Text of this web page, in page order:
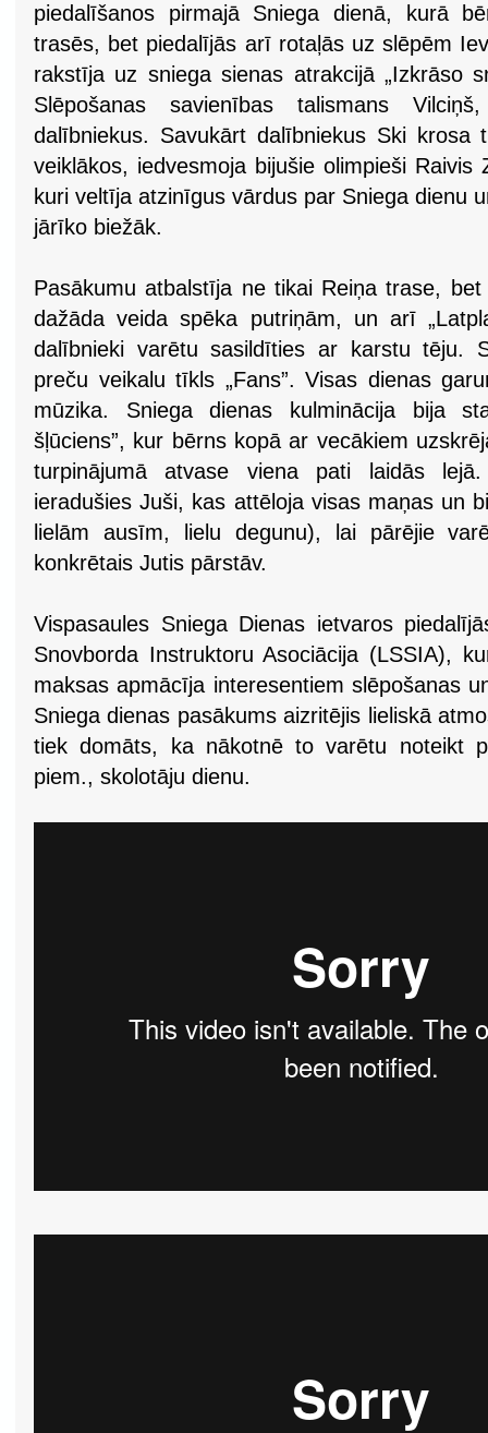
piedalīšanos pirmajā Sniega dienā, kurā
trasēs, bet piedalījās arī rotaļās uz slēpēm
rakstīja uz sniega sienas atrakcijā „Izkrāso
Slēpošanas savienības talismans
dalībniekus. Savukārt dalībniekus Ski
veiklākos, iedvesmoja bijušie olimpieši
kuri veltīja atzinīgus vārdus par Sniega dienu
jārīko biežāk.
Pasākumu atbalstīja ne tikai Reiņa trase,
dažāda veida spēka putriņām, un arī
dalībnieki varētu sasildīties ar karstu tēju.
preču veikalu tīkls „Fans”. Visas dienas
mūzika. Sniega dienas kulminācija bija
šļūciens”, kur bērns kopā ar vecākiem
turpinājumā atvase viena pati laidās
ieradušies Juši, kas attēloja visas maņas un
lielām ausīm, lielu degunu), lai pārējie
konkrētais Jutis pārstāv.
Vispasaules Sniega Dienas ietvaros
Snovborda Instruktoru Asociācija (LSSIA),
maksas apmācīja interesentiem slēpošanas
Sniega dienas pasākums aizritējis lieliskā
tiek domāts, ka nākotnē to varētu noteikt
piem., skolotāju dienu.